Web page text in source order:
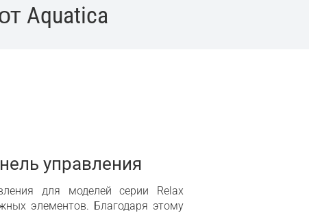
Aquatica
управления
для моделей серии Relax
элементов. Благодаря этому